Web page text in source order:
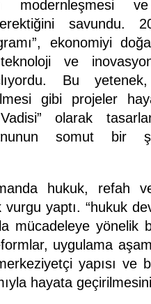
modernleşmesi
gerektiğini savundu.
ekonomiyi
teknoloji ve
Bu
gibi projeler
olarak
somut bir
hukuk, refah
vurgu yaptı. “hukuk
mücadeleye yönelik
uygulama
yapısı ve
hayata